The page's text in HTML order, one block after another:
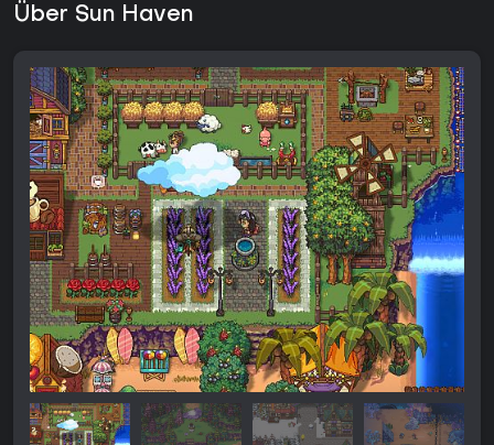
Über Sun Haven